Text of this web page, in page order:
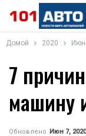
Домой 2020
7
машину
Обновлено Июн 7, 2020